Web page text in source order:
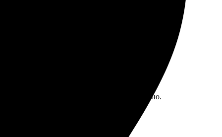
надежная. Всё на высоком уровне, рекомендую
превзошло ожидания, быстро и аккуратно.